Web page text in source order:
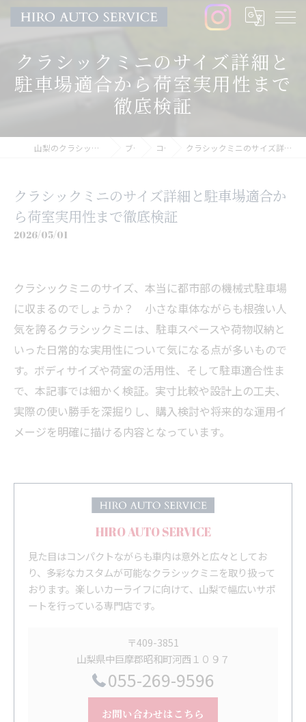
クラシックミニのサイズ詳細と
駐車場適合から荷室実用性まで
徹底検証
山梨のクラシックミニならHIRO AUTO SERVICE ブログ コラム クラシックミニのサイズ詳細と駐車場適合から荷室実用性まで徹底検証
クラシックミニのサイズ詳細と駐車場適合か
ら荷室実用性まで徹底検証
2026/05/01
クラシックミニのサイズ、本当に都市部の機械式駐車場
に収まるのでしょうか？ 小さな車体ながらも根強い人
気を誇るクラシックミニは、駐車スペースや荷物収納と
いった日常的な実用性について気になる点が多いもので
す。ボディサイズや荷室の活用性、そして駐車適合性ま
で、本記事では細かく検証。実寸比較や設計上の工夫、
実際の使い勝手を深掘りし、購入検討や将来的な運用イ
メージを明確に描ける内容となっています。
HIRO AUTO SERVICE
見た目はコンパクトながらも車内は意外と広々としてお
り、多彩なカスタムが可能なクラシックミニを取り扱って
おります。楽しいカーライフに向けて、山梨で幅広いサポ
ートを行っている専門店です。
〒409-3851
山梨県中巨摩郡昭和町河西１０９７
055-269-9596
お問い合わせはこちら